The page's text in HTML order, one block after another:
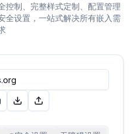
控制、完整样式定制、配置管理
全设置，一站式解决所有嵌入需